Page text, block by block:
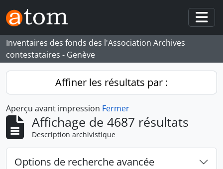
Skip to main content
Inventaires des fonds des l'Association Archives
contestataires - Genève
Affiner les résultats par :
Aperçu avant impression Fermer
Affichage de 4687 résultats
Description archivistique
Options de recherche avancée